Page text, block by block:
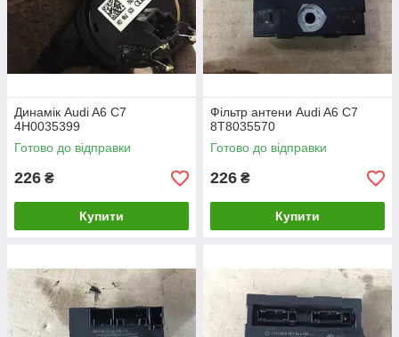
Динамік Audi A6 C7
4H0035399
Готово до відправки
226 ₴
Купити
Фільтр антени Audi A6 C7
8T8035570
Готово до відправки
226 ₴
Купити